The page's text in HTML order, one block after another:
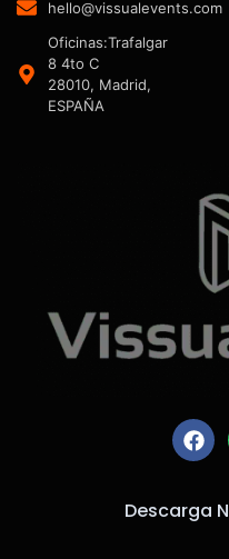
hello@vissualevents.com
Oficinas:Trafalgar
8 4to C
28010, Madrid,
ESPAÑA
Descarga